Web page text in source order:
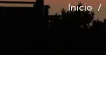
Inicio